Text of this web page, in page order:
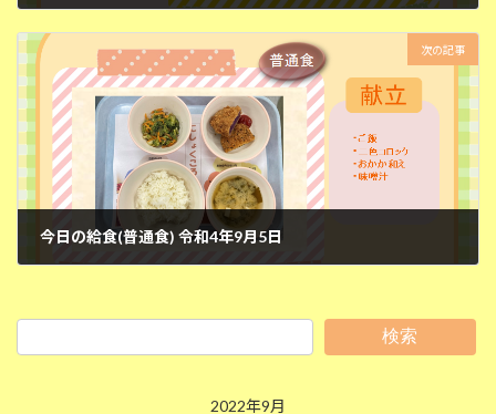
次の記事
今日の給食(普通食) 令和4年9月5日
検索
2022年9月